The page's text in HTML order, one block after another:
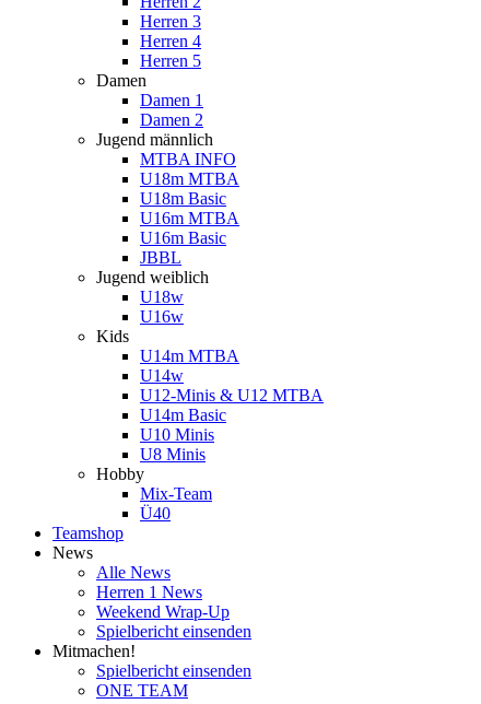
Herren 3
Herren 4
Herren 5
Damen
Damen 1
Damen 2
Jugend männlich
MTBA INFO
U18m MTBA
U18m Basic
U16m MTBA
U16m Basic
JBBL
Jugend weiblich
U18w
U16w
Kids
U14m MTBA
U14w
U12-Minis & U12 MTBA
U14m Basic
U10 Minis
U8 Minis
Hobby
Mix-Team
Ü40
Teamshop
News
Alle News
Herren 1 News
Weekend Wrap-Up
Spielbericht einsenden
Mitmachen!
Spielbericht einsenden
ONE TEAM